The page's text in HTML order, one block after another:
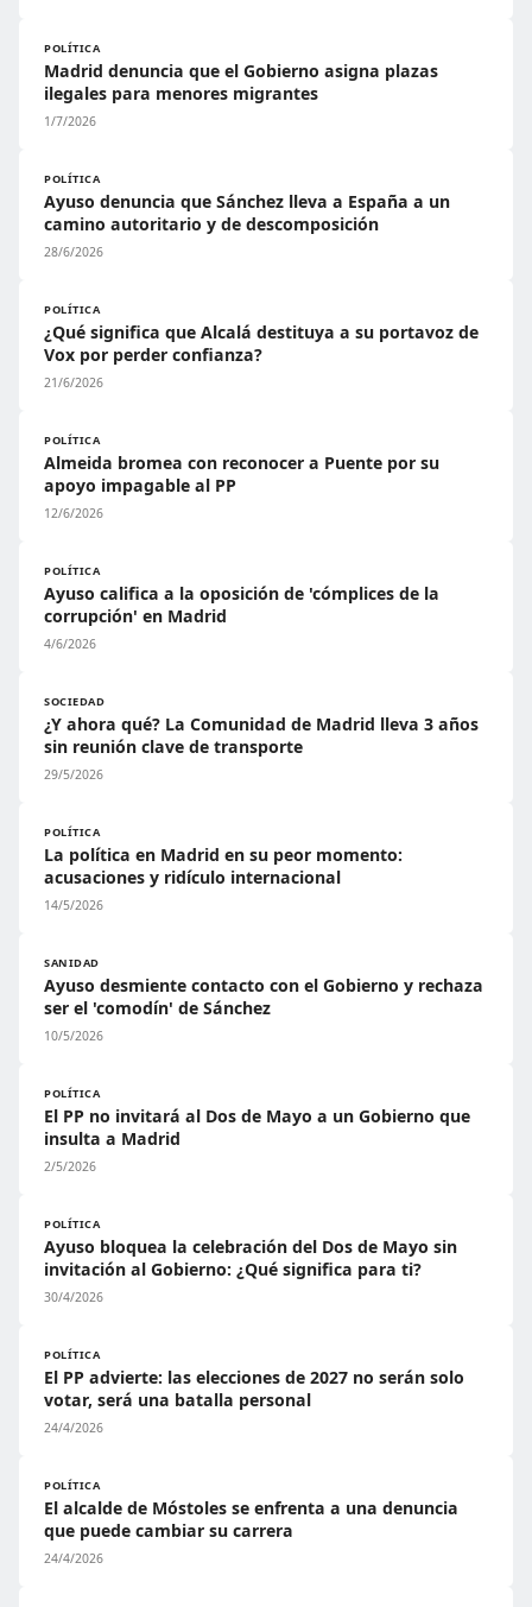
POLÍTICA
Madrid denuncia que el Gobierno asigna plazas
ilegales para menores migrantes
1/7/2026
POLÍTICA
Ayuso denuncia que Sánchez lleva a España a un
camino autoritario y de descomposición
28/6/2026
POLÍTICA
¿Qué significa que Alcalá destituya a su portavoz de
Vox por perder confianza?
21/6/2026
POLÍTICA
Almeida bromea con reconocer a Puente por su
apoyo impagable al PP
12/6/2026
POLÍTICA
Ayuso califica a la oposición de 'cómplices de la
corrupción' en Madrid
4/6/2026
SOCIEDAD
¿Y ahora qué? La Comunidad de Madrid lleva 3 años
sin reunión clave de transporte
29/5/2026
POLÍTICA
La política en Madrid en su peor momento:
acusaciones y ridículo internacional
14/5/2026
SANIDAD
Ayuso desmiente contacto con el Gobierno y rechaza
ser el 'comodín' de Sánchez
10/5/2026
POLÍTICA
El PP no invitará al Dos de Mayo a un Gobierno que
insulta a Madrid
2/5/2026
POLÍTICA
Ayuso bloquea la celebración del Dos de Mayo sin
invitación al Gobierno: ¿Qué significa para ti?
30/4/2026
POLÍTICA
El PP advierte: las elecciones de 2027 no serán solo
votar, será una batalla personal
24/4/2026
POLÍTICA
El alcalde de Móstoles se enfrenta a una denuncia
que puede cambiar su carrera
24/4/2026